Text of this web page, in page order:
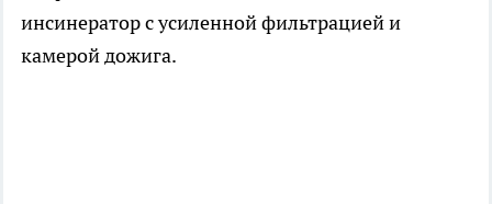
инсинератор с усиленной фильтрацией и
камерой дожига.